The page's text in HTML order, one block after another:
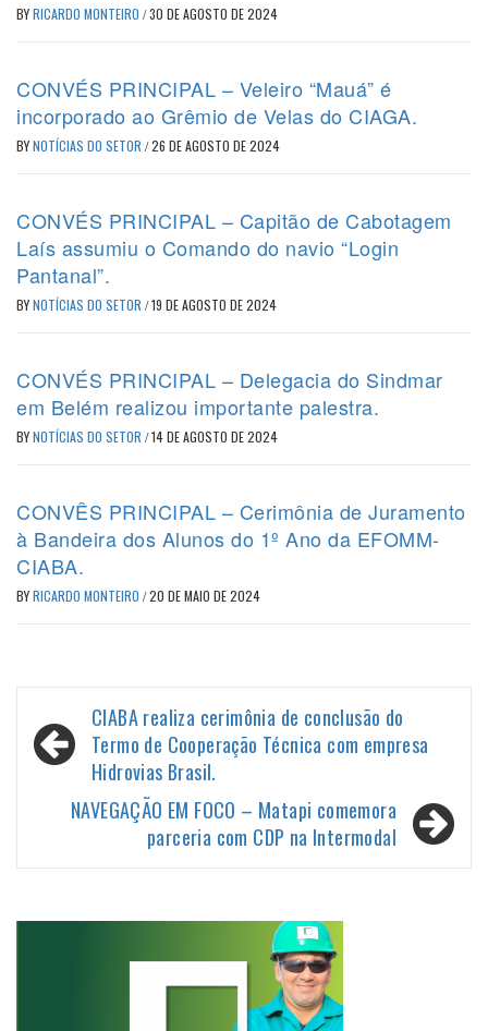
BYRICARDO MONTEIRO /30 DE AGOSTO DE 2024
CONVÉS PRINCIPAL – Veleiro “Mauá” é
incorporado ao Grêmio de Velas do CIAGA.
BYNOTÍCIAS DO SETOR /26 DE AGOSTO DE 2024
CONVÉS PRINCIPAL – Capitão de Cabotagem
Laís assumiu o Comando do navio “Login
Pantanal”.
BYNOTÍCIAS DO SETOR /19 DE AGOSTO DE 2024
CONVÉS PRINCIPAL – Delegacia do Sindmar
em Belém realizou importante palestra.
BYNOTÍCIAS DO SETOR /14 DE AGOSTO DE 2024
CONVÊS PRINCIPAL – Cerimônia de Juramento
à Bandeira dos Alunos do 1º Ano da EFOMM-
CIABA.
BYRICARDO MONTEIRO /20 DE MAIO DE 2024
Navegação
de
CIABA realiza cerimônia de conclusão do
Termo de Cooperação Técnica com empresa
Hidrovias Brasil.
NAVEGAÇÃO EM FOCO – Matapi comemora
parceria com CDP na Intermodal